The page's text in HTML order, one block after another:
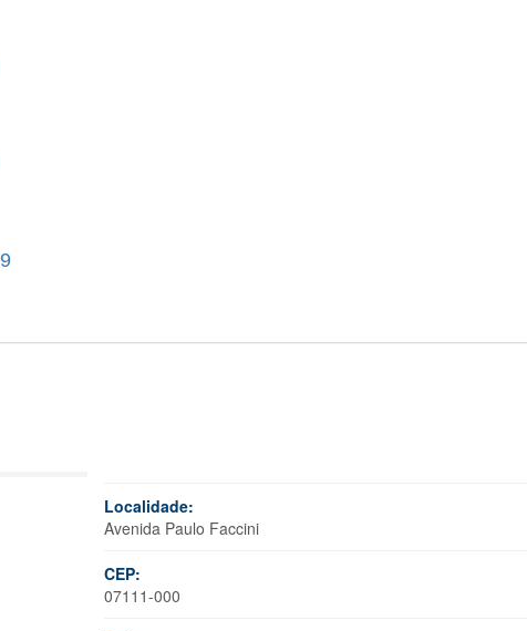
Localidade:
Avenida Paulo Faccini
CEP:
07111-000